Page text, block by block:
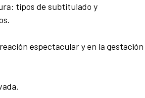
tipos de subtitulado y
espectacular y en la gestación